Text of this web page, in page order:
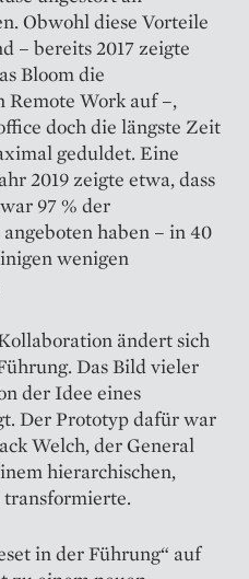
Obwohl diese Vorteile
– bereits 2017 zeigte
Bloom die
Work auf –,
doch die längste Zeit
geduldet. Eine
2019 zeigte etwa, dass
97 % der
haben – in 40
wenigen
ändert sich
Das Bild vieler
der Idee eines
Der Prototyp dafür war
Welch, der General
hierarchischen,
in der Führung“ auf